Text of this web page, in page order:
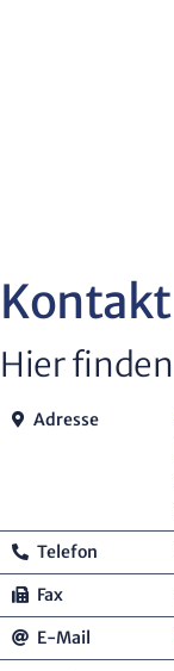
Kontakt
Hier
Adresse
Telefon
Fax
E-Mail